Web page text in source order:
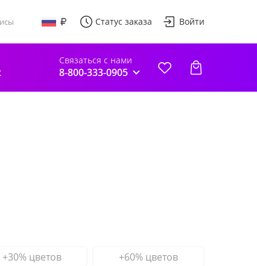
Статус заказа Войти
Связаться с нами
8-800-333-0905
+30% цветов +60% цветов